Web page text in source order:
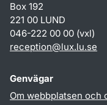
Box 192
221 00 LUND
046-222 00 00 (vxl)
reception@lux.lu.se
Genvägar
Om webbplatsen och